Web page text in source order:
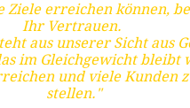
Ziele erreichen können,
Ihr Vertrauen.
aus unserer Sicht aus
im Gleichgewicht bleibt
und viele Kunden
stellen."